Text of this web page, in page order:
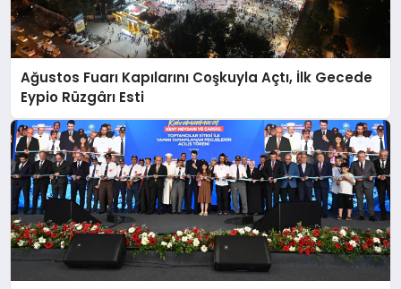
Ağustos Fuarı Kapılarını Coşkuyla Açtı, İlk Gecede
Eypio Rüzgârı Esti